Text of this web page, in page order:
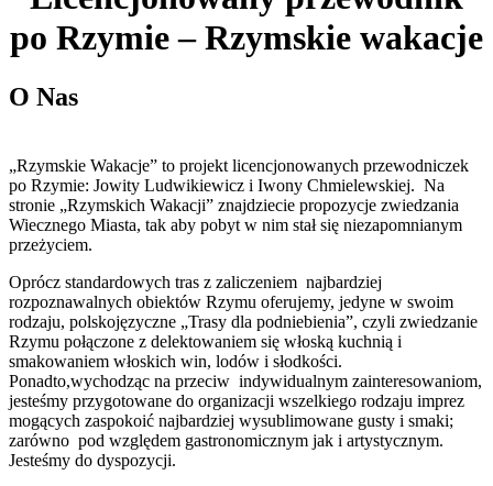
po Rzymie – Rzymskie wakacje
O Nas
„Rzymskie Wakacje” to projekt licencjonowanych przewodniczek
po Rzymie: Jowity Ludwikiewicz i Iwony Chmielewskiej. Na
stronie „Rzymskich Wakacji” znajdziecie propozycje zwiedzania
Wiecznego Miasta, tak aby pobyt w nim stał się niezapomnianym
przeżyciem.
Oprócz standardowych tras z zaliczeniem najbardziej
rozpoznawalnych obiektów Rzymu oferujemy, jedyne w swoim
rodzaju, polskojęzyczne „Trasy dla podniebienia”, czyli zwiedzanie
Rzymu połączone z delektowaniem się włoską kuchnią i
smakowaniem włoskich win, lodów i słodkości.
Ponadto,wychodząc na przeciw indywidualnym zainteresowaniom,
jesteśmy przygotowane do organizacji wszelkiego rodzaju imprez
mogących zaspokoić najbardziej wysublimowane gusty i smaki;
zarówno pod względem gastronomicznym jak i artystycznym.
Jesteśmy do dyspozycji.